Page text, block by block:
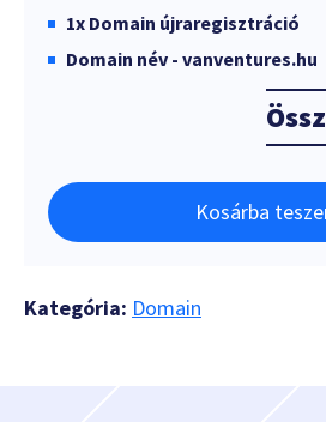
1x Domain újraregisztráció
Domain név - vanventures.hu
Kosárba
Kategória: Domain